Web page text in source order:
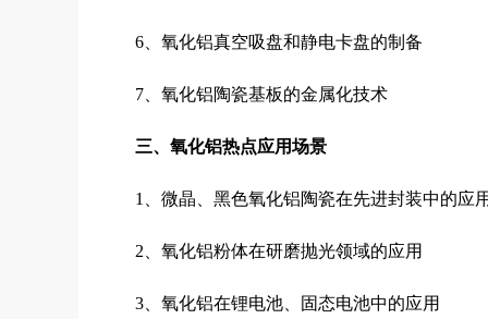
6、氧化铝真空吸盘和静电卡盘的制备
7、氧化铝陶瓷基板的金属化技术
三、氧化铝热点应用场景
1、微晶、黑色氧化铝陶瓷在先进封装中的应用
2、氧化铝粉体在研磨抛光领域的应用
3、氧化铝在锂电池、固态电池中的应用